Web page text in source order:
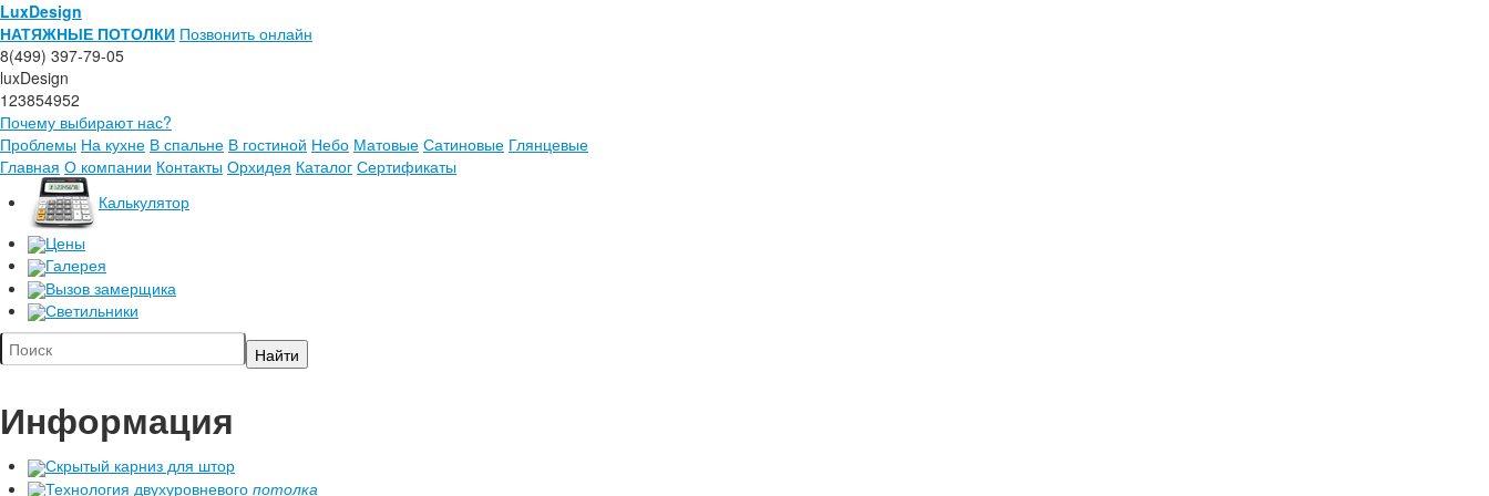
LuxDesign
НАТЯЖНЫЕ ПОТОЛКИ Позвонить онлайн
8(499) 397-79-05
luxDesign
123854952
Почему выбирают нас?
Проблемы На кухне В спальне В гостиной Небо Матовые Сатиновые Глянцевые
Главная О компании Контакты Орхидея Каталог Сертификаты
Калькулятор
Цены
Галерея
Вызов замерщика
Светильники
Информация
Скрытый карниз для штор
Технология двухуровневого потолка